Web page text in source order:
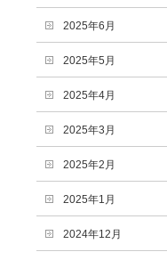
2025年6月
2025年5月
2025年4月
2025年3月
2025年2月
2025年1月
2024年12月